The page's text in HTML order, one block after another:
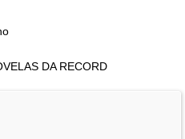
DA RECORD